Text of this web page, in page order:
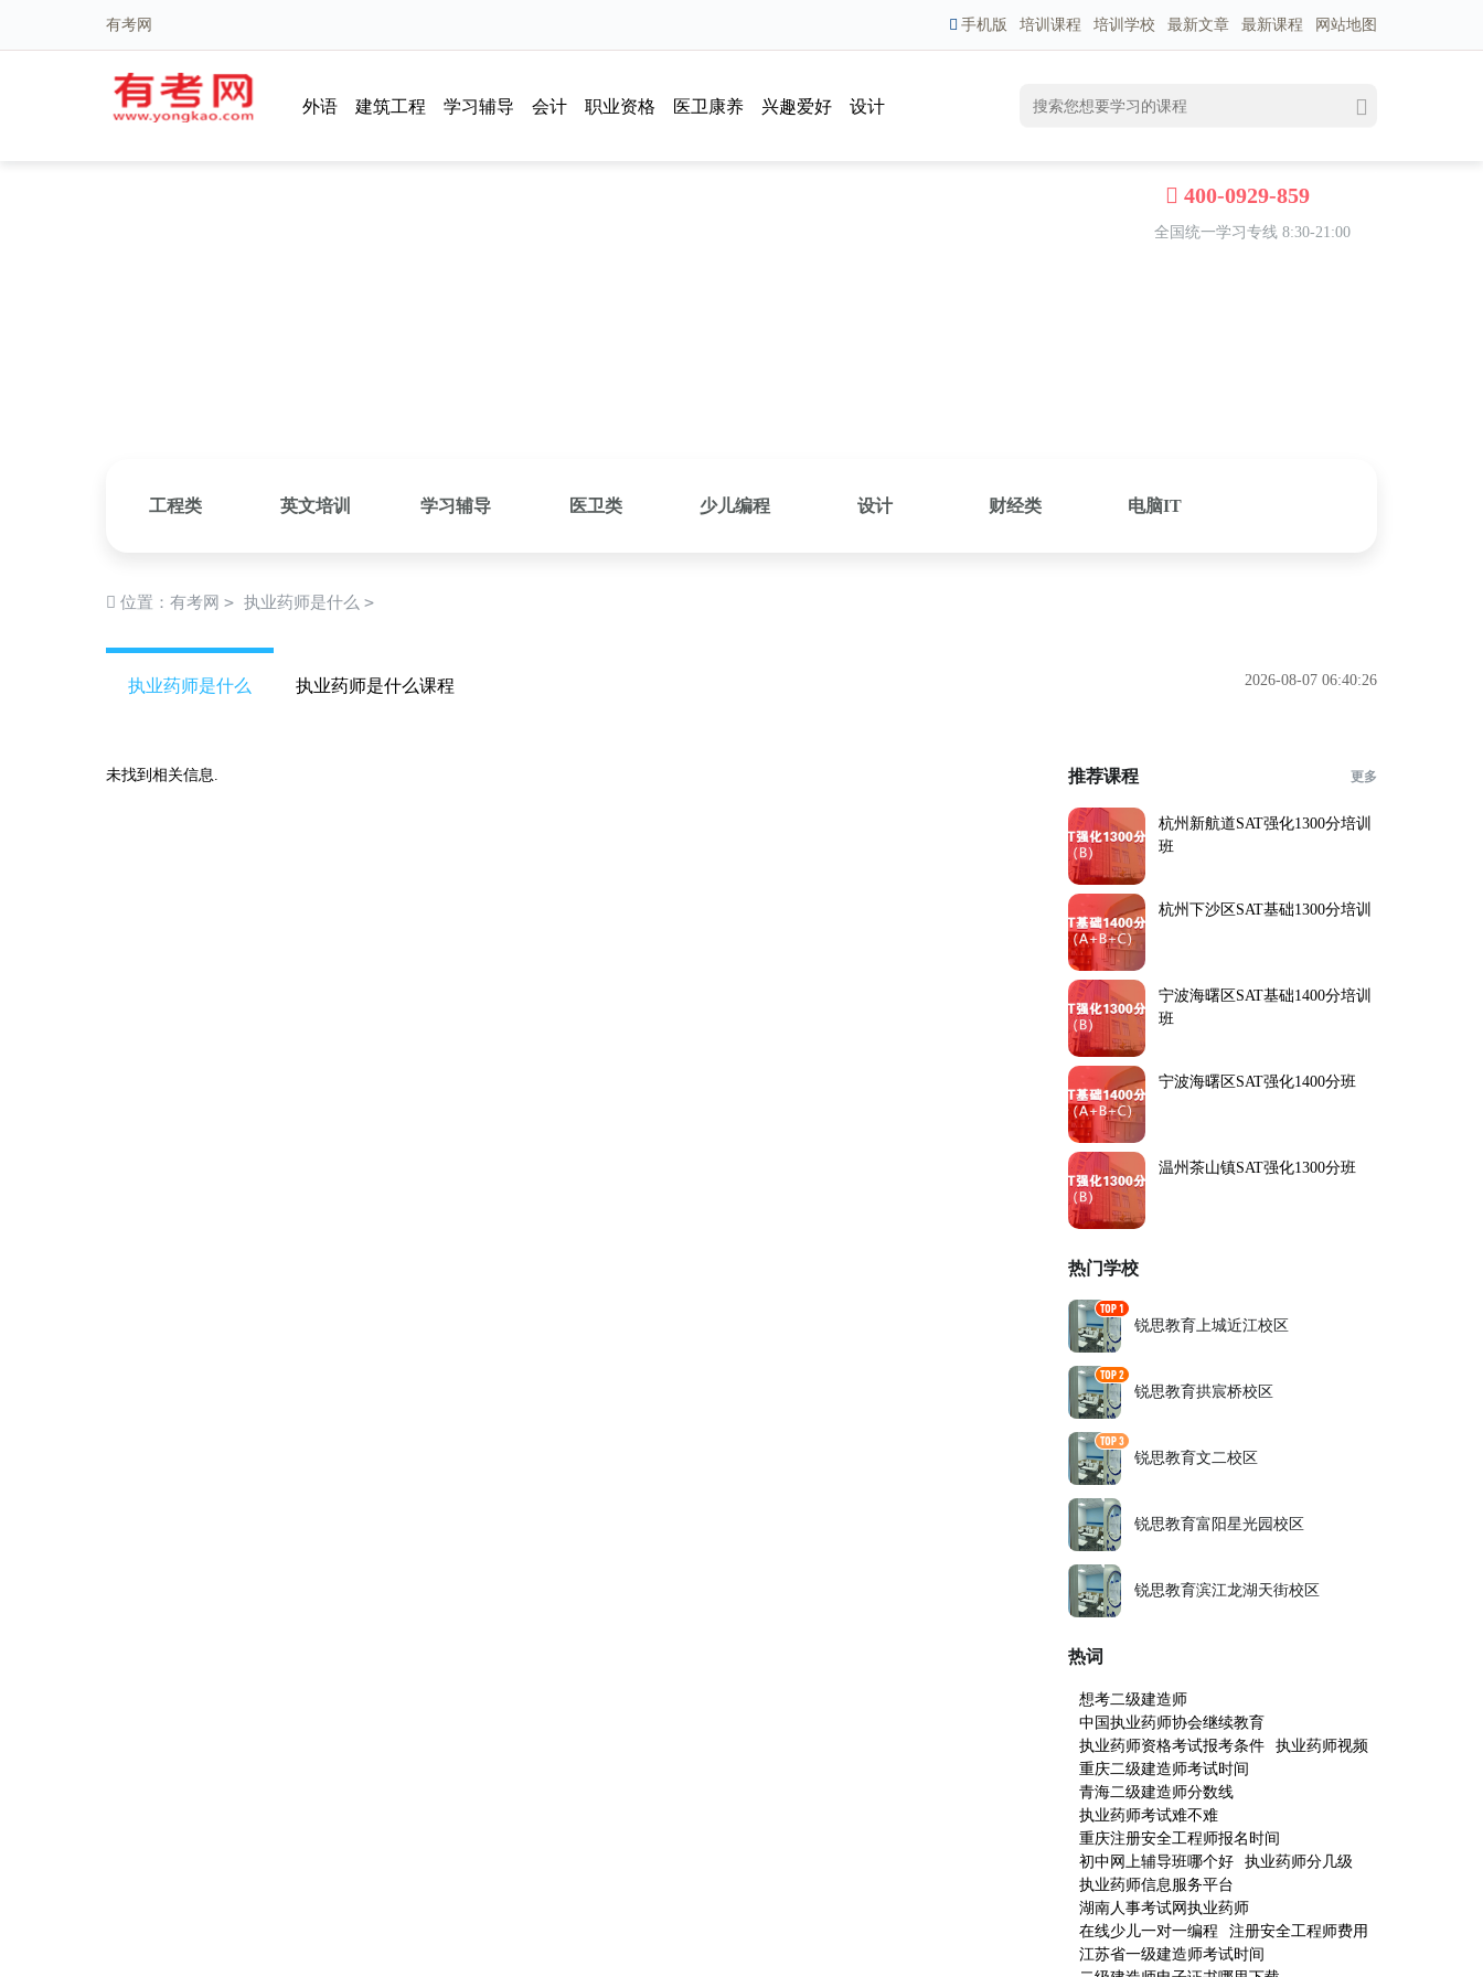
手机版 培训课程 培训学校 最新文章 最新课程 网站地图
有考网
外语 建筑工程 学习辅导 会计 职业资格 医卫康养 兴趣爱好 设计
400-0929-859
全国统一学习专线 8:30-21:00
工程类 英文培训 学习辅导 医卫类 少儿编程 设计 财经类 电脑IT
位置： 有考网 > 执业药师是什么 >
2026-08-07 06:40:26
执业药师是什么 执业药师是什么课程
未找到相关信息. 推荐课程 更多
杭州新航道SAT强化1300分培训
班
杭州下沙区SAT基础1300分培训
宁波海曙区SAT基础1400分培训
班
宁波海曙区SAT强化1400分班
温州茶山镇SAT强化1300分班
热门学校
锐思教育上城近江校区
锐思教育拱宸桥校区
锐思教育文二校区
锐思教育富阳星光园校区
锐思教育滨江龙湖天街校区
热词
想考二级建造师
中国执业药师协会继续教育
执业药师资格考试报考条件
执业药师视频
重庆二级建造师考试时间
青海二级建造师分数线
执业药师考试难不难
重庆注册安全工程师报名时间
初中网上辅导班哪个好
执业药师分几级
执业药师信息服务平台
湖南人事考试网执业药师
在线少儿一对一编程
注册安全工程师费用
江苏省一级建造师考试时间